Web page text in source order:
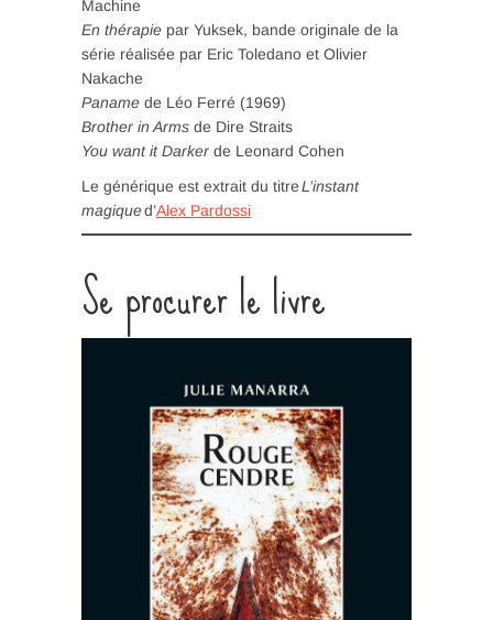
Machine
En thérapie par Yuksek, bande originale de la
série réalisée par Eric Toledano et Olivier
Nakache
Paname de Léo Ferré (1969)
Brother in Arms de Dire Straits
You want it Darker de Leonard Cohen
Le générique est extrait du titreL’instant
magiqued’Alex Pardossi
Se procurer le livre